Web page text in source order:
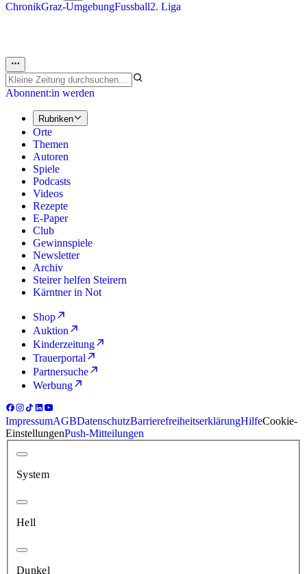
ChronikGraz-UmgebungFussball2. Liga
Abonnent:in werden
Rubriken
Orte
Themen
Autoren
Spiele
Podcasts
Videos
Rezepte
E-Paper
Club
Gewinnspiele
Newsletter
Archiv
Steirer helfen Steirern
Kärntner in Not
Shop
Auktion
Kinderzeitung
Trauerportal
Partnersuche
Werbung
ImpressumAGBDatenschutzBarrierefreiheitserklärungHilfeCookie-
EinstellungenPush-Mitteilungen
System
Hell
Dunkel